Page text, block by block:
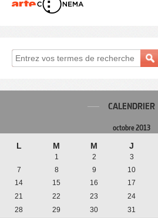
CALENDRIER
octobre 2013
L M M J
1 2 3
7
8 9 10
14
15 16 17
21
22 23 24
28
29 30 31